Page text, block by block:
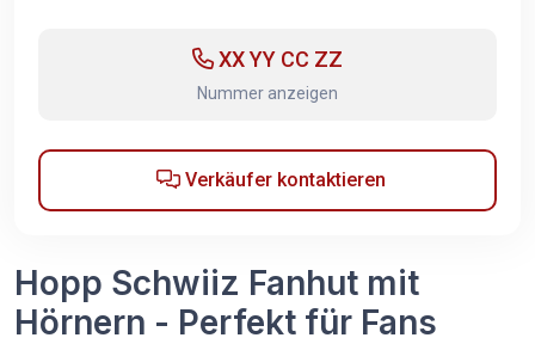
XX YY CC ZZ
Nummer anzeigen
Verkäufer kontaktieren
Hopp Schwiiz Fanhut mit
Hörnern - Perfekt für Fans